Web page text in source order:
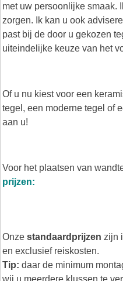
met uw persoonlijke smaak.
zorgen. Ik kan u ook
past bij de door u gekozen
uiteindelijke keuze van het
Of u nu kiest voor een
tegel, een moderne tegel of
aan u!
Voor het plaatsen van
prijzen:
Onze standaardprijzen zijn
en exclusief reiskosten.
Tip: daar de minimum
wij u meerdere klussen te